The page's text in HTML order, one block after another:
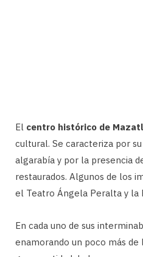
El centro histórico de
cultural. Se caracteriza por
algarabía y por la presencia
restaurados. Algunos de los
el Teatro Ángela Peralta y la
En cada uno de sus
enamorando un poco más